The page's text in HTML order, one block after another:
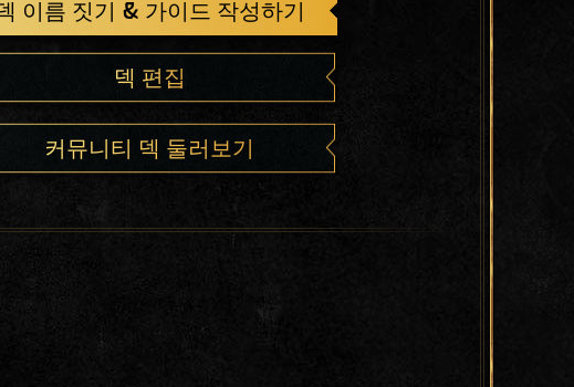
이름 짓기 & 가이드 작성하기
덱 편집
커뮤니티 덱 둘러보기